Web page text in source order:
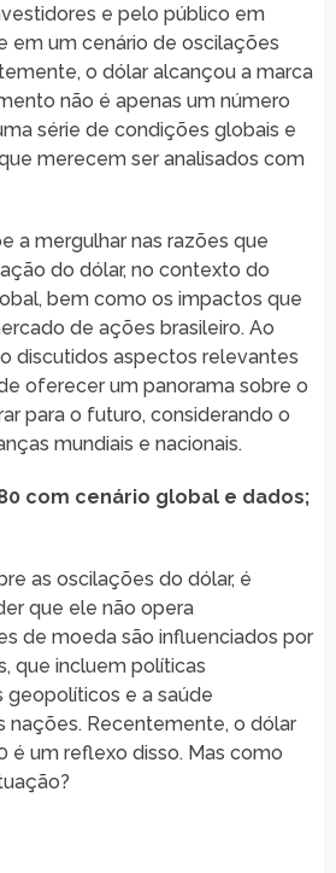
e pelo público em
em um cenário de oscilações
o dólar alcançou a marca
não é apenas um número
série de condições globais e
merecem ser analisados com
a mergulhar nas razões que
do dólar, no contexto do
bem como os impactos que
de ações brasileiro. Ao
discutidos aspectos relevantes
oferecer um panorama sobre o
para o futuro, considerando o
mundiais e nacionais.
com cenário global e dados;
as oscilações do dólar, é
que ele não opera
de moeda são influenciados por
que incluem políticas
geopolíticos e a saúde
nações. Recentemente, o dólar
é um reflexo disso. Mas como